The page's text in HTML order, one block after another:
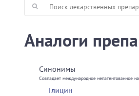
Аналоги
Синонимы
Совпадает международное непатентованное
Глицин